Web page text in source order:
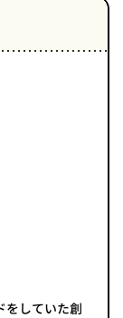
をしていた創